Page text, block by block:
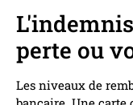
perte ou
Les niveaux de